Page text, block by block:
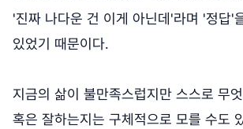
'진짜 나다운 건 이게 아닌데'라며 '정답'
있었기 때문이다.
지금의 삶이 불만족스럽지만 스스로 무
혹은 잘하는지는 구체적으로 모를 수도